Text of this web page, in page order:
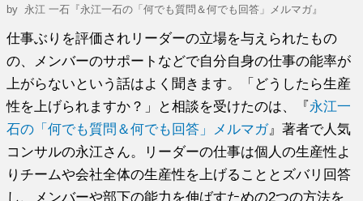
by 永江 一石『永江一石の「何でも質問＆何でも回答」メルマガ』
仕事ぶりを評価されリーダーの立場を与えられたもの
の、メンバーのサポートなどで自分自身の仕事の能率が
上がらないという話はよく聞きます。「どうしたら生産
性を上げられますか？」と相談を受けたのは、『永江一
石の「何でも質問＆何でも回答」メルマガ』著者で人気
コンサルの永江さん。リーダーの仕事は個人の生産性よ
りチームや会社全体の生産性を上げることとズバリ回答
し、メンバーや部下の能力を伸ばすための2つの方法を